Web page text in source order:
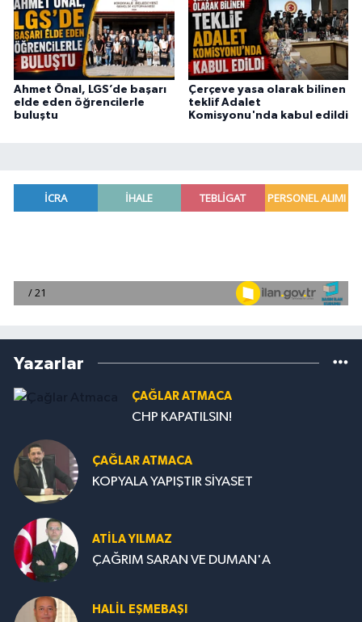
Ahmet Önal, LGS’de başarı
elde eden öğrencilerle
buluştu
Çerçeve yasa olarak bilinen
teklif Adalet
Komisyonu'nda kabul edildi
Yazarlar
ÇAĞLAR ATMACA
CHP KAPATILSIN!
ÇAĞLAR ATMACA
KOPYALA YAPIŞTIR SİYASET
ATILA YILMAZ
ÇAĞRIM SARAN VE DUMAN'A
HALIL EŞMEBAŞI